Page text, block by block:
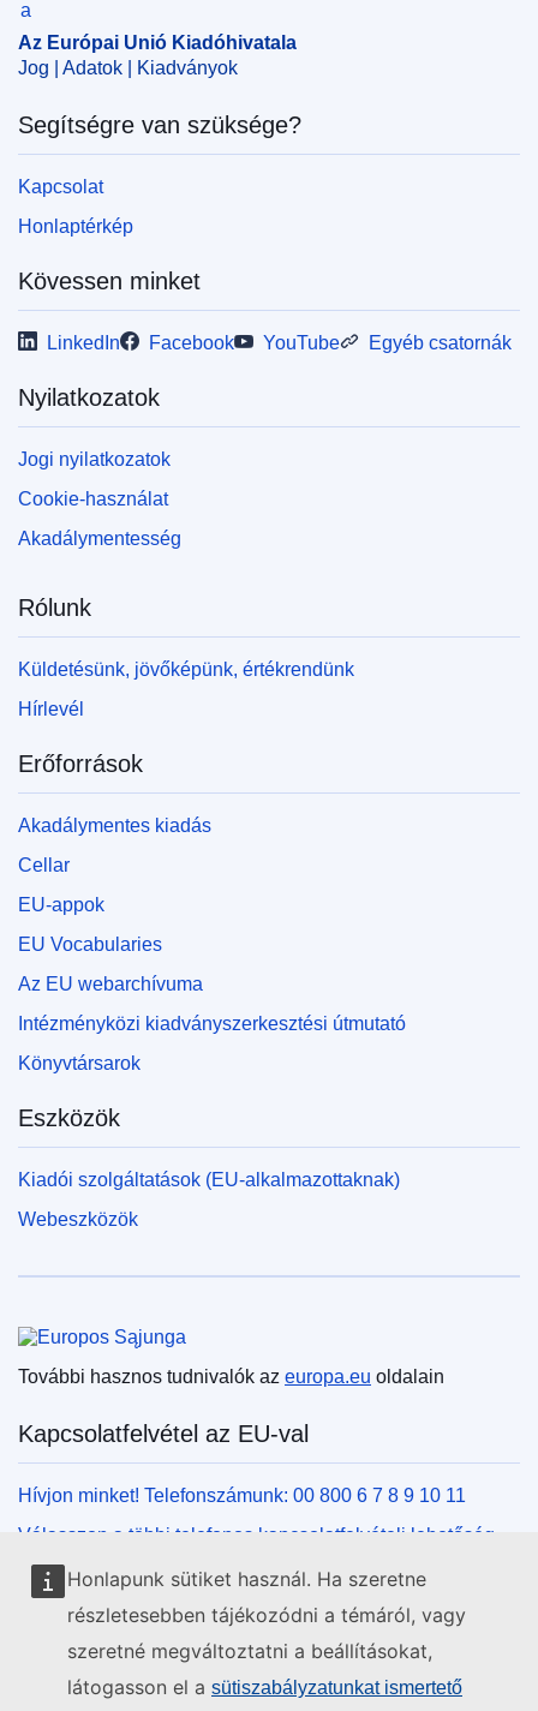
Honlapunk sütiket használ. Ha szeretne
részletesebben tájékozódni a témáról, vagy
szeretné megváltoztatni a beállításokat,
látogasson el a sütiszabályzatunkat ismertető
Az Európai Unió Kiadóhivatala
Jog | Adatok | Kiadványok
Segítségre van szüksége?
Kapcsolat
Honlaptérkép
Kövessen minket
LinkedIn Facebook YouTube Egyéb csatornák
Nyilatkozatok
Jogi nyilatkozatok
Cookie-használat
Akadálymentesség
Rólunk
Küldetésünk, jövőképünk, értékrendünk
Hírlevél
Erőforrások
Akadálymentes kiadás
Cellar
EU-appok
EU Vocabularies
Az EU webarchívuma
Intézményközi kiadványszerkesztési útmutató
Könyvtársarok
Eszközök
Kiadói szolgáltatások (EU-alkalmazottaknak)
Webeszközök
További hasznos tudnivalók az europa.eu oldalain
Kapcsolatfelvétel az EU-val
Hívjon minket! Telefonszámunk: 00 800 6 7 8 9 10 11
Válasszon a többi telefonos kapcsolatfelvételi lehetőség
közül!
Írjon nekünk kapcsolatfelvételi űrlapunk kitöltésével!
Jöjjön el személyesen az uniós központok egyikébe!